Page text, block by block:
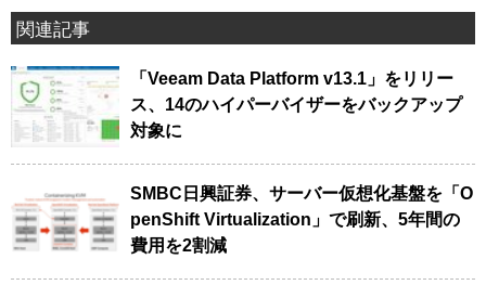
関連記事
「Veeam Data Platform v13.1」をリリー
ス、14のハイパーバイザーをバックアップ
対象に
SMBC日興証券、サーバー仮想化基盤を「O
penShift Virtualization」で刷新、5年間の
費用を2割減